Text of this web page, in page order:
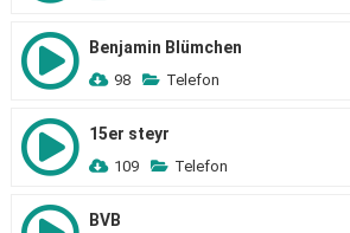
Benjamin Blümchen
98 Telefon
15er steyr
109 Telefon
BVB